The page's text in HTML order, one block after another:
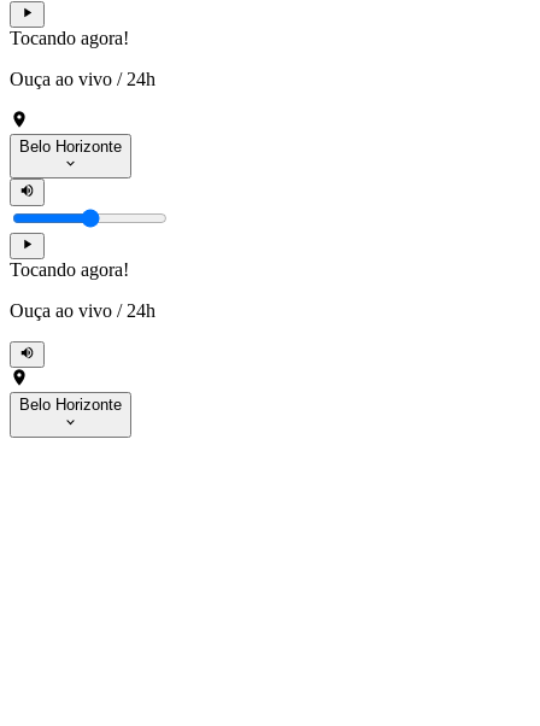
Tocando agora!
Ouça ao vivo / 24h
Belo Horizonte
Tocando agora!
Ouça ao vivo / 24h
Belo Horizonte